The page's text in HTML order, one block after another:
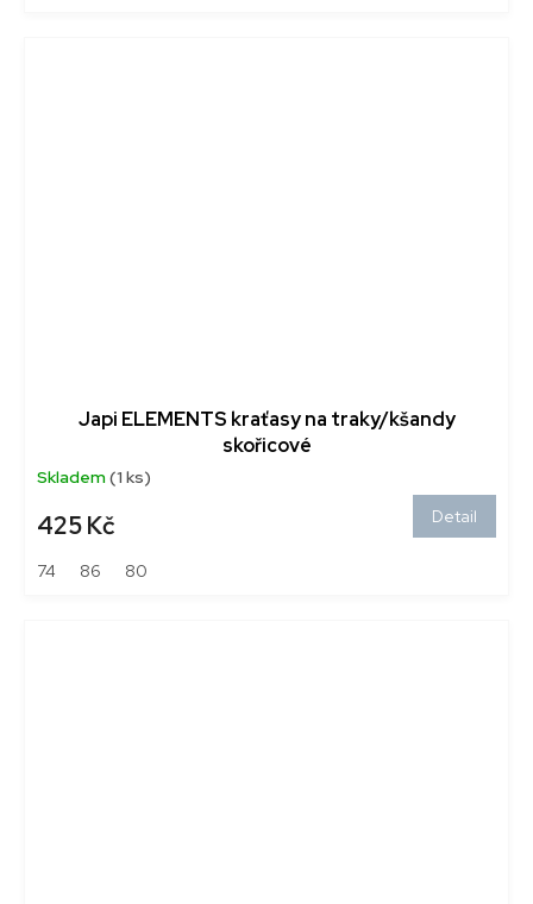
Japi ELEMENTS kraťasy na traky/kšandy
skořicové
Skladem(1 ks)
425 Kč Detail
74 86 80